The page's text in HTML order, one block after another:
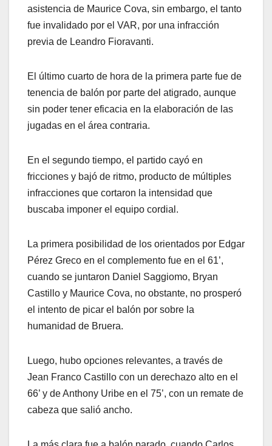
asistencia de Maurice Cova, sin embargo, el tanto
fue invalidado por el VAR, por una infracción
previa de Leandro Fioravanti.
El último cuarto de hora de la primera parte fue de
tenencia de balón por parte del atigrado, aunque
sin poder tener eficacia en la elaboración de las
jugadas en el área contraria.
En el segundo tiempo, el partido cayó en
fricciones y bajó de ritmo, producto de múltiples
infracciones que cortaron la intensidad que
buscaba imponer el equipo cordial.
La primera posibilidad de los orientados por Edgar
Pérez Greco en el complemento fue en el 61’,
cuando se juntaron Daniel Saggiomo, Bryan
Castillo y Maurice Cova, no obstante, no prosperó
el intento de picar el balón por sobre la
humanidad de Bruera.
Luego, hubo opciones relevantes, a través de
Jean Franco Castillo con un derechazo alto en el
66’ y de Anthony Uribe en el 75’, con un remate de
cabeza que salió ancho.